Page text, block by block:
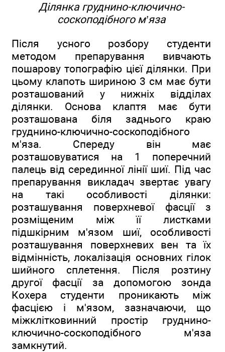
Ділянка груднино-ключично-
соскоподібного м’яза
Після усного розбору студенти
методом препарування вивчають
пошарову топографію цієї ділянки. При
цьому клапоть шириною 3 см має бути
розташований у нижніх відділах
ділянки. Основа клаптя має бути
розташована біля заднього краю
груднино-ключично-соскоподібного
м'яза. Спереду він має
розташовуватися на 1 поперечний
палець від серединної лінії шиї. Під час
препарування викладач звертає увагу
на такі особливості ділянки:
розташування поверхневої фасції з
розміщеним між її листками
підшкірним м'язом шиї, особливості
розташування поверхневих вен та їх
відмінність, локалізація основних гілок
шийного сплетення. Після розтину
другої фасції за допомогою зонда
Кохера студенти проникають між
фасцією і м'язом, зазначаючи, що
міжклітковинний простір груднино-
ключично-соскоподібного м'яза
замкнутий.